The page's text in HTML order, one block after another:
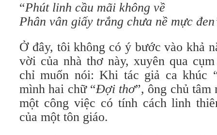
“Phút linh cầu mãi không về
Phân vân giấy trắng chưa nề mực
Ở đây, tôi không có ý bước vào khả
vời của nhà thơ này, xuyên qua
chỉ muốn nói: Khi tác giả ca khúc
mình hai chữ “Đợi thơ”, ông chủ tâm
một công việc có tính cách linh
của một tôn giáo.